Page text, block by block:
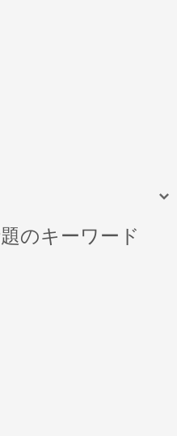
のキーワード